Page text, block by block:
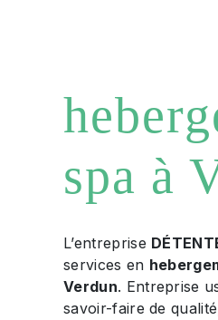
spa à
L’entreprise
services en
Verdun. Entreprise
savoir-faire de